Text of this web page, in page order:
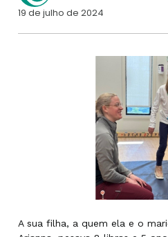
19 de julho de 2024
A sua filha, a quem ela e o